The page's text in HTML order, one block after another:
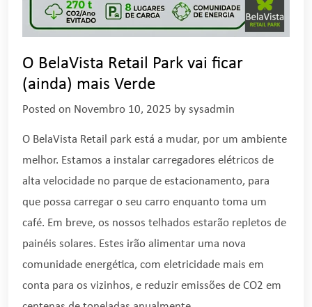
O BelaVista Retail Park vai ficar
(ainda) mais Verde
Posted on Novembro 10, 2025 by sysadmin
O BelaVista Retail park está a mudar, por um ambiente
melhor. Estamos a instalar carregadores elétricos de
alta velocidade no parque de estacionamento, para
que possa carregar o seu carro enquanto toma um
café. Em breve, os nossos telhados estarão repletos de
painéis solares. Estes irão alimentar uma nova
comunidade energética, com eletricidade mais em
conta para os vizinhos, e reduzir emissões de CO2 em